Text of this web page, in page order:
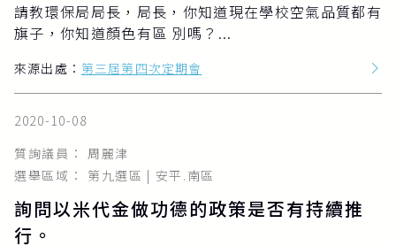
請教環保局局長，局長，你知道現在學校空氣品質都有
旗子，你知道顏色有區 別嗎？...
來源出處： 第三屆第四次定期會
2020-10-08
質詢議員： 周麗津
選舉區域： 第九選區 | 安平.南區
詢問以米代金做功德的政策是否有持續推
行。